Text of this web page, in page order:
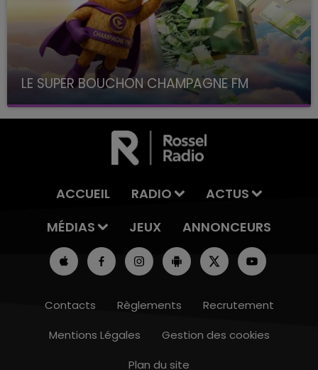
LE SUPER BOUCHON CHAMPAGNE FM
avec La Famille Champagne FM, à 8H10
ACCUEIL RADIO
ACTUS
MÉDIAS
JEUX ANNONCEURS
Contacts Règlements
Recrutement
Mentions Légales
Gestion des cookies
Plan du site